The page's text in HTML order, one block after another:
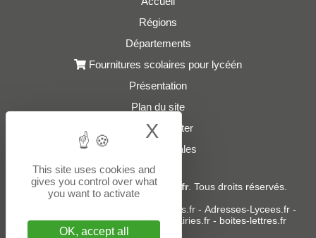
Régions
Départements
Fournitures scolaires pour lycéén
Présentation
Plan du site
Nous contacter
Mentions légales
© 2021 - 2026Adresses-Lycees.fr. Tous droits réservés.
donneespubliques.fr- Adresses-Lycees.fr-
Adresses-Ecoles.fr-Adresses-Mairies.fr- boites-lettres.fr
This site uses cookies and
gives you control over what
you want to activate
OK, accept all
X Hide cookie